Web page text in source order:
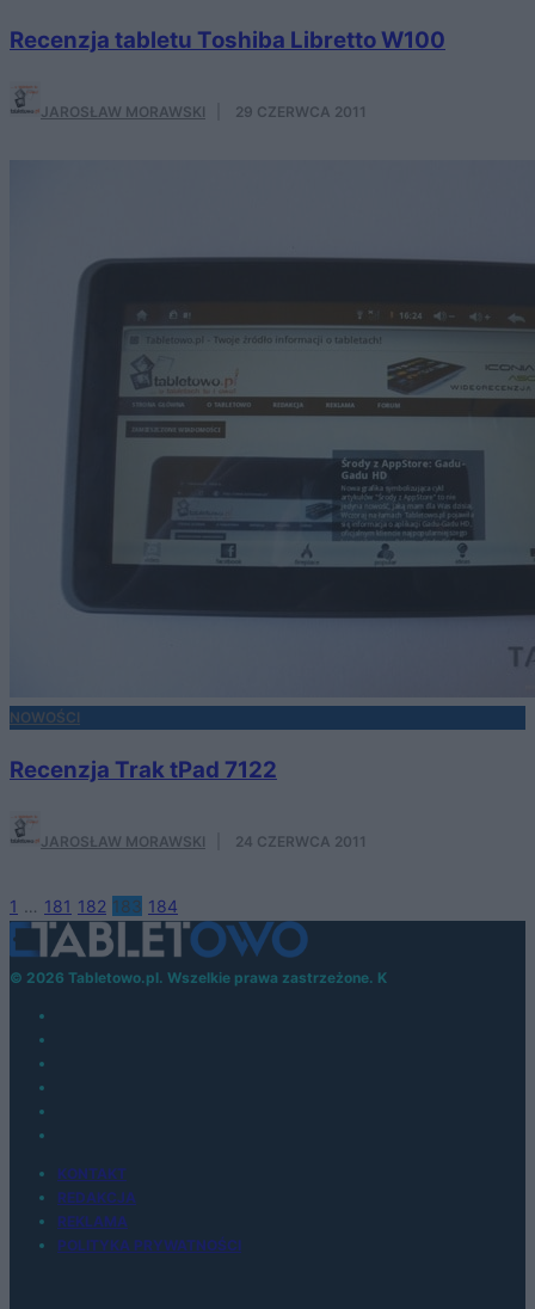
Recenzja tabletu Toshiba Libretto W100
JAROSŁAW MORAWSKI 29 CZERWCA 2011
NOWOŚCI
Recenzja Trak tPad 7122
JAROSŁAW MORAWSKI 24 CZERWCA 2011
1 … 181 182 183 184
© 2026 Tabletowo.pl. Wszelkie prawa zastrzeżone. K
KONTAKT
REDAKCJA
REKLAMA
POLITYKA PRYWATNOŚCI